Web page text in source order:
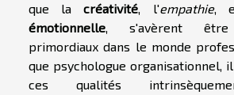
que lacréativité, l'empathie,
émotionnelle, s'avèrent
primordiaux dans le monde
que psychologue organisationnel,
ces qualités